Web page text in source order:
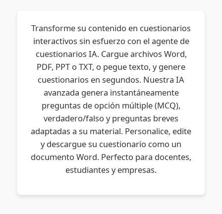
Transforme su contenido en cuestionarios
interactivos sin esfuerzo con el agente de
cuestionarios IA. Cargue archivos Word,
PDF, PPT o TXT, o pegue texto, y genere
cuestionarios en segundos. Nuestra IA
avanzada genera instantáneamente
preguntas de opción múltiple (MCQ),
verdadero/falso y preguntas breves
adaptadas a su material. Personalice, edite
y descargue su cuestionario como un
documento Word. Perfecto para docentes,
estudiantes y empresas.